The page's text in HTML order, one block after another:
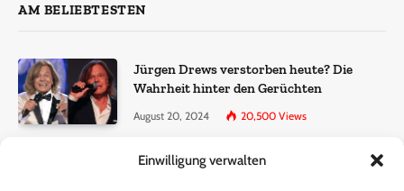
Einwilligung verwalten
AM BELIEBTESTEN
Jürgen Drews verstorben heute? Die
Wahrheit hinter den Gerüchten
August 20, 2024 20,500 Views
Ralf Dammasch Traueranzeige: